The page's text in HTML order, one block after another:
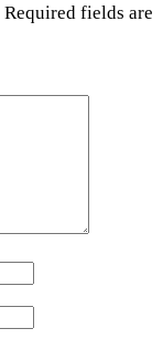
Required fields are